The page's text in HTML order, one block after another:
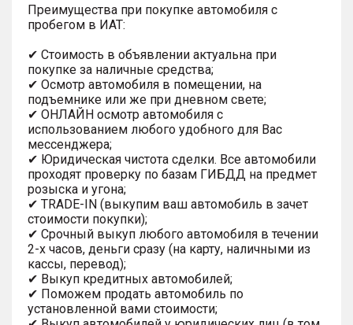
Преимущества при покупке автомобиля с
пробегом в ИАТ:
✔ Стоимость в объявлении актуальна при
покупке за наличные средства;
✔ Осмотр автомобиля в помещении, на
подъемнике или же при дневном свете;
✔ ОНЛАЙН осмотр автомобиля с
использованием любого удобного для Вас
мессенджера;
✔ Юридическая чистота сделки. Все автомобили
проходят проверку по базам ГИБДД на предмет
розыска и угона;
✔ TRADE-IN (выкупим ваш автомобиль в зачет
стоимости покупки);
✔ Срочный выкуп любого автомобиля в течении
2-х часов, деньги сразу (на карту, наличными из
кассы, перевод);
✔ Выкуп кредитных автомобилей;
✔ Поможем продать автомобиль по
установленной вами стоимости;